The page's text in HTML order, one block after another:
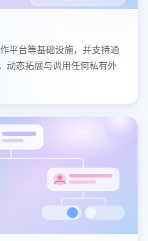
平台等基础设施，并支持通
动态拓展与调用任何私有外